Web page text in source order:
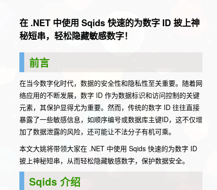
在 .NET 中使用 Sqids 快速的为数字 ID 披上神
秘短串，轻松隐藏敏感数字！
前言
在当今数字化时代，数据的安全性和隐私性至关重要。随着网
络应用的不断发展，数字 ID 作为数据标识和访问控制的关键
元素，其保护显得尤为重要。然而，传统的数字 ID 往往直接
暴露了一些敏感信息，如顺序编号或数据库主键ID，这不仅增
加了数据泄露的风险，还可能让不法分子有机可乘。
本文大姚将带领大家在 .NET 中使用 Sqids 快速的为数字 ID
披上神秘短串，从而轻松隐藏敏感数字，保护数据安全。
Sqids 介绍